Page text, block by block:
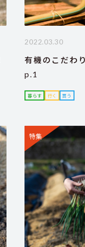
2022.03.30
有機のこだわ
p.1
暮らす 行く 買う
特集